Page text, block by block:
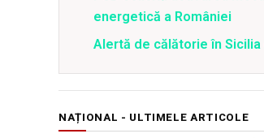
energetică a României
Alertă de călătorie în
NAȚIONAL - ULTIMELE ARTICOLE